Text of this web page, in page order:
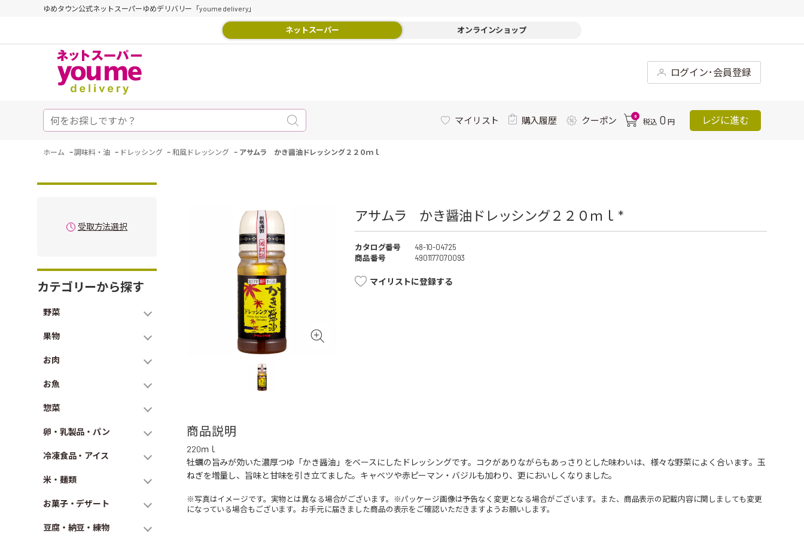
ゆめタウン公式ネットスーパーゆめデリバリー「youme delivery」
ネットスーパー オンラインショップ
ログイン･会員登録
マイリスト 購入履歴 クーポン 0
税込 0 円 レジに進む
ホーム -調味料・油 - ドレッシング -和風ドレッシング - アサムラ かき醤油ドレッシング２２０ｍｌ
受取方法選択
カテゴリーから探す
野菜
果物
お肉
お魚
惣菜
卵・乳製品・パン
冷凍食品・アイス
米・麺類
お菓子・デザート
豆腐・納豆・練物
アサムラ かき醤油ドレッシング２２０ｍｌ *
カタログ番号
48-10-04725
商品番号
4901177070093
マイリストに登録する
商品説明
220ｍｌ
牡蠣の旨みが効いた濃厚つゆ「かき醤油」をベースにしたドレッシングです。コクがありながらもあっさりとした味わいは、様々な野菜によく合います。玉
ねぎを増量し、旨味と甘味を引き立てました。キャベツや赤ピーマン・バジルも加わり、更においしくなりました。
※写真はイメージです。実物とは異なる場合がございます。※パッケージ画像は予告なく変更となる場合がございます。また、商品表示の記載内容に関しましても変更
になっている場合もございます。お手元に届きました商品の表示をご確認いただきますようお願いします。